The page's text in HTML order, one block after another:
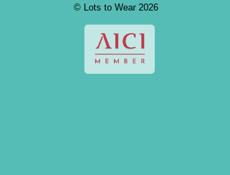
© Lots to Wear 2026